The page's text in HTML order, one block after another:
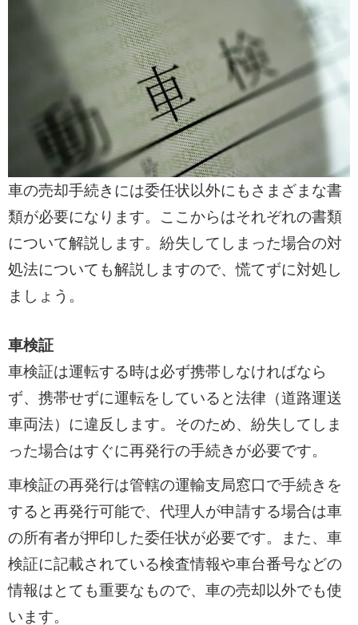
車の売却手続きには委任状以外にもさまざまな書
類が必要になります。ここからはそれぞれの書類
について解説します。紛失してしまった場合の対
処法についても解説しますので、慌てずに対処し
ましょう。
車検証
車検証は運転する時は必ず携帯しなければなら
ず、携帯せずに運転をしていると法律（道路運送
車両法）に違反します。そのため、紛失してしま
った場合はすぐに再発行の手続きが必要です。
車検証の再発行は管轄の運輸支局窓口で手続きを
すると再発行可能で、代理人が申請する場合は車
の所有者が押印した委任状が必要です。また、車
検証に記載されている検査情報や車台番号などの
情報はとても重要なもので、車の売却以外でも使
います。